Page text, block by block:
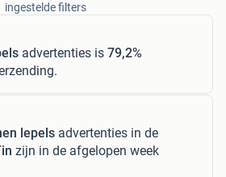
ingestelde filters
advertenties is 79,2%
lepels advertenties in de
zijn in de afgelopen week